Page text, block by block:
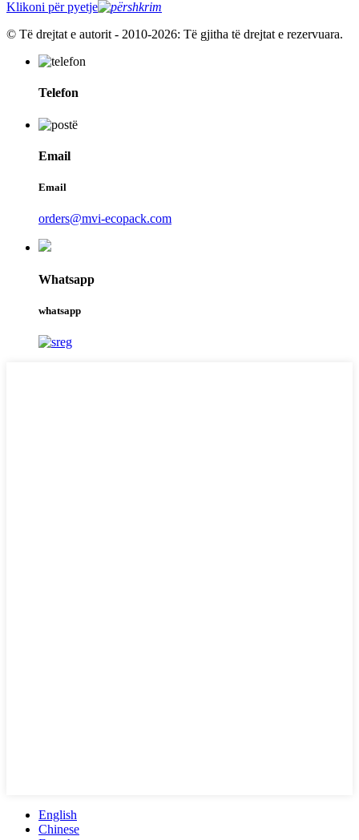
Klikoni për pyetje
© Të drejtat e autorit - 2010-2026: Të gjitha të drejtat e rezervuara.
Telefon
Email
Email
orders@mvi-ecopack.com
Whatsapp
whatsapp
English
Chinese